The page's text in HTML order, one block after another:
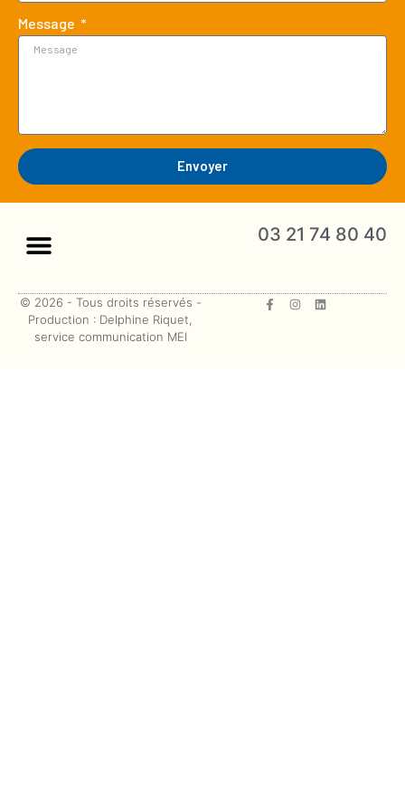
Message
Envoyer
03 21 74 80 40
© 2026 - Tous droits réservés -
Production : Delphine Riquet,
service communication MEI